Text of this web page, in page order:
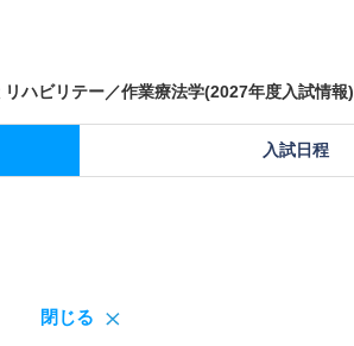
ハビリテー／作業療法学(2027年度入試情報)
入試日程
閉じる